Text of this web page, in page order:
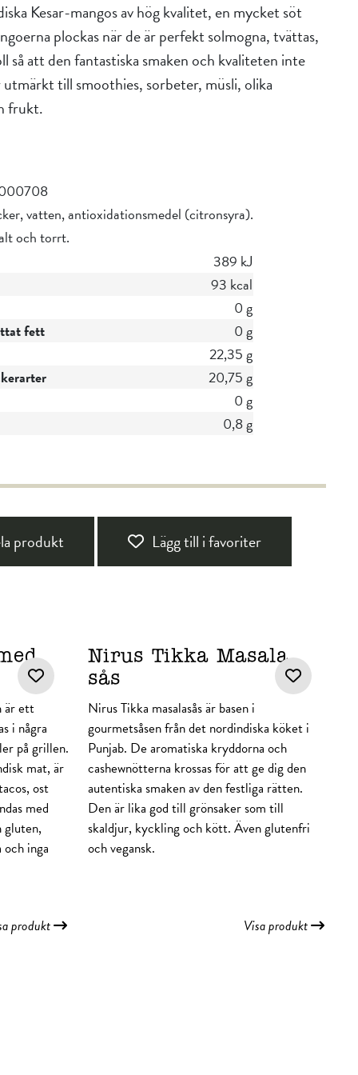
Kesar-mangos av hög kvalitet, en mycket söt
plockas när de är perfekt solmogna, tvättas,
att den fantastiska smaken och kvaliteten inte
till smoothies, sorbeter, müsli, olika
frukt.
vatten, antioxidationsmedel (citronsyra).
och torrt.
389 kJ
93 kcal
0 g
fett
0 g
22,35 g
20,75 g
0 g
0,8 g
produkt Lägg till i favoriter
är ett
i några
på grillen.
mat, är
ost
med
gluten,
inga
produkt
Nirus Tikka Masala
sås
Nirus Tikka masalasås är basen i
gourmetsåsen från det nordindiska köket i
Punjab. De aromatiska kryddorna och
cashewnötterna krossas för att ge dig den
autentiska smaken av den festliga rätten.
Den är lika god till grönsaker som till
skaldjur, kyckling och kött. Även glutenfri
och vegansk.
Visa produkt